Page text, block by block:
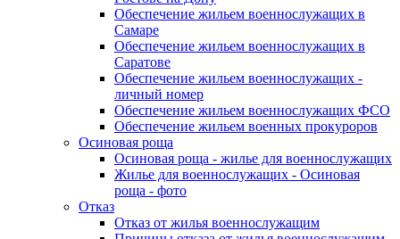
Обеспечение жильем военнослужащих в
Самаре
Обеспечение жильем военнослужащих в
Саратове
Обеспечение жильем военнослужащих -
личный номер
Обеспечение жильем военнослужащих ФСО
Обеспечение жильем военных прокуроров
Осиновая роща
Осиновая роща - жилье для военнослужащих
Жилье для военнослужащих - Осиновая
роща - фото
Отказ
Отказ от жилья военнослужащим